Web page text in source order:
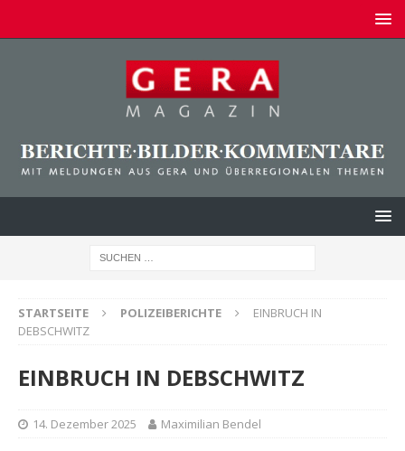
STARTSEITE POLIZEIBERICHTE
EINBRUCH IN
DEBSCHWITZ
EINBRUCH IN DEBSCHWITZ
14. Dezember 2025 Maximilian Bendel